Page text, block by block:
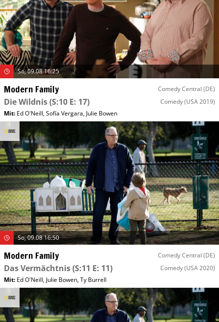
So, 09.08 16:25
Modern Family Comedy Central (DE)
Die Wildnis(S:10 E: 17) Comedy(USA 2019)
Mit: Ed O'Neill,Sofía Vergara, Julie Bowen
So, 09.08 16:50
Modern Family Comedy Central (DE)
Das Vermächtnis(S:11 E: 11) Comedy(USA 2020)
Mit: Ed O'Neill, Julie Bowen,Ty Burrell